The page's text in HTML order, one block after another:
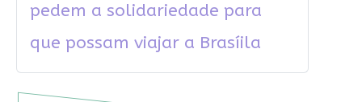
pedem a solidariedade para
que possam viajar a Brasíila